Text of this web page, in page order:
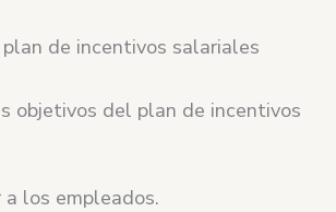
de incentivos salariales
objetivos del plan de incentivos
a los empleados.